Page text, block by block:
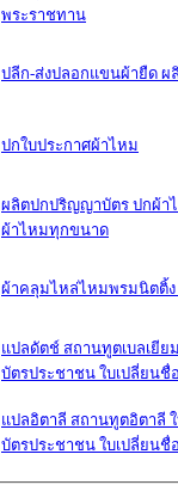
พระราชทาน
ปลีก-ส่งปลอกแขนผ้ายืด ผ
ปกใบประกาศผ้าไหม
ผลิตปกปริญญาบัตร ปกผ้า
ผ้าไหมทุกขนาด
ผ้าคลุมไหล่ไหมพรมนิตติ้
แปลดัตช์ สถานทูตเบลเยีย
บัตรประชาชน ใบเปลี่ยนชื่
แปลอิตาลี สถานทูตอิตาลี
บัตรประชาชน ใบเปลี่ยนชื่